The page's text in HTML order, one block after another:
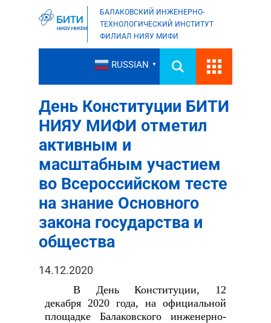
БАЛАКОВСКИЙ ИНЖЕНЕРНО-
ТЕХНОЛОГИЧЕСКИЙ ИНСТИТУТ
ФИЛИАЛ НИЯУ МИФИ
RUSSIAN ▼
День Конституции БИТИ
НИЯУ МИФИ отметил
активным и
масштабным участием
во Всероссийском тесте
на знание Основного
закона государства и
общества
14.12.2020
В День Конституции, 12
декабря 2020 года, на официальной
площадке Балаковского инженерно-